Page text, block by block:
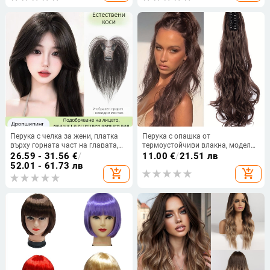
Перука с челка за жени, платка
върху горната част на главата,
истински коси, механизъм на
изработка, челки права или
наклонена, не подлежи на
боядисване или къдрене
26.59 - 31.56 €/
52.01 - 61.73 лв
add_shopping_cart
Перука с опашка от
термоустойчиви влакна, модел
7017, може да се боядисва,
11.00 €/21.51 лв
add_shopping_cart